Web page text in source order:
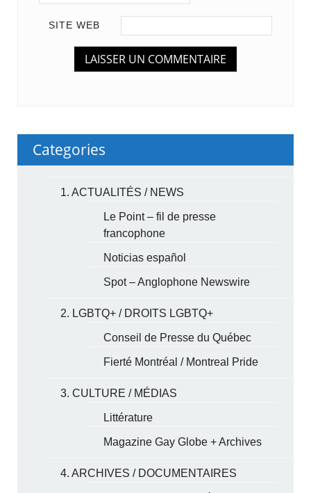
SITE WEB
Categories
1. ACTUALITÉS / NEWS
Le Point – fil de presse
francophone
Noticias español
Spot – Anglophone Newswire
2. LGBTQ+ / DROITS LGBTQ+
Conseil de Presse du Québec
Fierté Montréal / Montreal Pride
3. CULTURE / MÉDIAS
Littérature
Magazine Gay Globe + Archives
4. ARCHIVES / DOCUMENTAIRES